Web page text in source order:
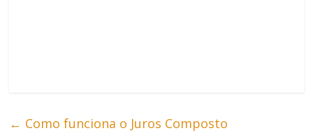
← Como funciona o Juros Composto